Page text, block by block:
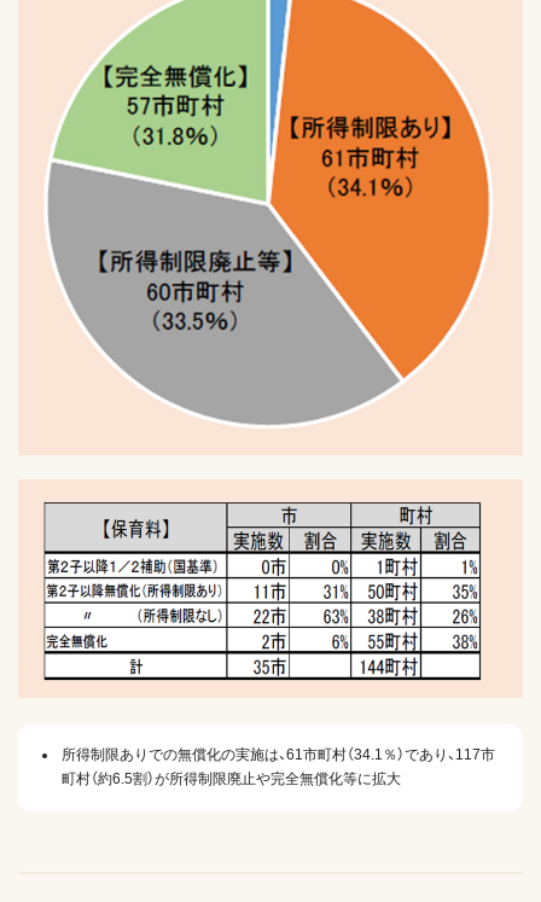
所得制限ありでの無償化の実施は、61市町村（34.1％）であり、117市
町村（約6.5割）が所得制限廃止や完全無償化等に拡大